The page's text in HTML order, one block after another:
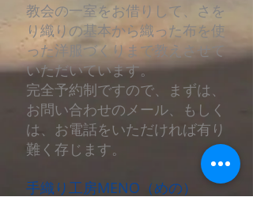
教会の一室をお借りして、さを
り織りの基本から織った布を使
った洋服づくりまで教えさせて
いただいています。
完全予約制ですので、まずは、
お問い合わせのメール、もしく
は、お電話をいただければ有り
難く存じます。
手織り工房MENO（めの）